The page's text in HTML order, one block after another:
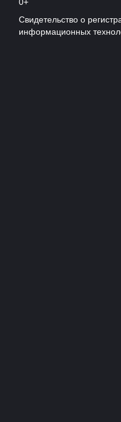
Свидетельство о
информационных